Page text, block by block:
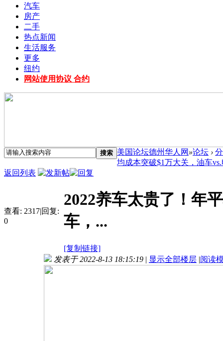
汽车
房产
二手
热点新闻
生活服务
更多
纽约
网站使用协议 合约
搜索 美国论坛德州华人网 »论坛 ›
均成本突破$1万大关，油车vs.
返回列表
查看: 2317|回复:
0
2022养车太贵了！年
车，...
[复制链接]
发表于 2022-8-13 18:15:19 | 显示全部楼层 |阅读